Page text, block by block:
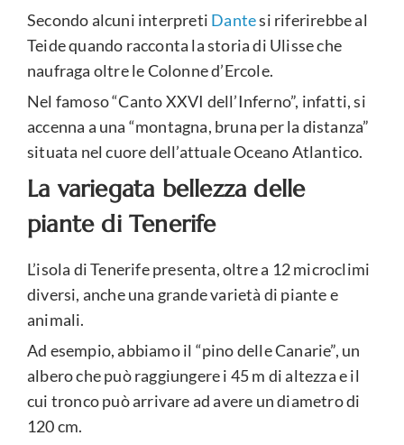
Secondo alcuni interpreti Dantesi riferirebbe al
Teide quando racconta la storia di Ulisse che
naufraga oltre le Colonne d’Ercole.
Nel famoso “Canto XXVI dell’Inferno”, infatti, si
accenna a una “montagna, bruna per la distanza”
situata nel cuore dell’attuale Oceano Atlantico.
La variegata bellezza delle
piante di Tenerife
L’isola di Tenerife presenta, oltre a 12 microclimi
diversi, anche una grande varietà di piante e
animali.
Ad esempio, abbiamo il “pino delle Canarie”, un
albero che può raggiungere i 45 m di altezza e il
cui tronco può arrivare ad avere un diametro di
120 cm.